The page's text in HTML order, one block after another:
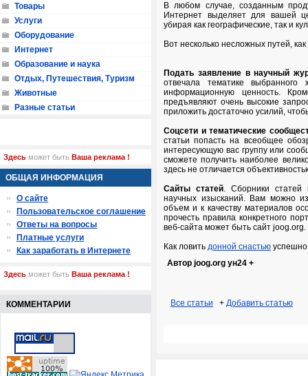
В любом случае, созданным
Интернет выделяет для вашей
убирая как географические, так и
Вот несколько несложных путей, как
Подать заявление в научный
отвечала тематике
информационную ценность.
предъявляют очень высокие
приложить достаточно усилий,
Соцсети и тематические
статьи попасть на всеобщее
интересующую вас группу или
сможете получить наиболее
здесь не отличается
Сайты статей. Сборники статей
научных изысканий. Вам можно
объем и к качеству материалов
прочесть правила конкретного
веб-сайта может быть сайт joog.org.
Как ловить донной снастью
Автор joog.org ун24 +
Все статьи + Добавить статью
Товары
Услуги
Оборудование
Интернет
Образование и наука
Отдых, Путешествия, Туризм
Животные
Разные статьи
Здесь может быть Ваша реклама !
ОБЩАЯ ИНФОРМАЦИЯ
О сайте
Пользовательское соглашение
Ответы на вопросы
Платные услуги
Как заработать в Интернете
Здесь может быть Ваша реклама !
КОММЕНТАРИИ